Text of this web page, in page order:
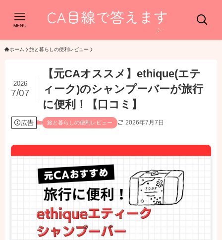
MENU
ホーム 旅と暮らしの便利レビュー
【元CAオススメ】ethique(エテ
ィーク)のシャンプーバーが旅行
に便利！【口コミ】
2026
7/07
広告 旅と暮らしの便利レビュー 2026年7月7日